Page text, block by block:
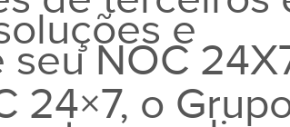
e
NOC
24×7, o